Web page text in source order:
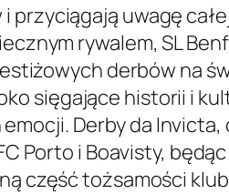
przyciągają uwagę
rywalem, SL
derbów na
sięgające historii i
Derby da Invicta,
Porto i Boavisty,
część tożsamości